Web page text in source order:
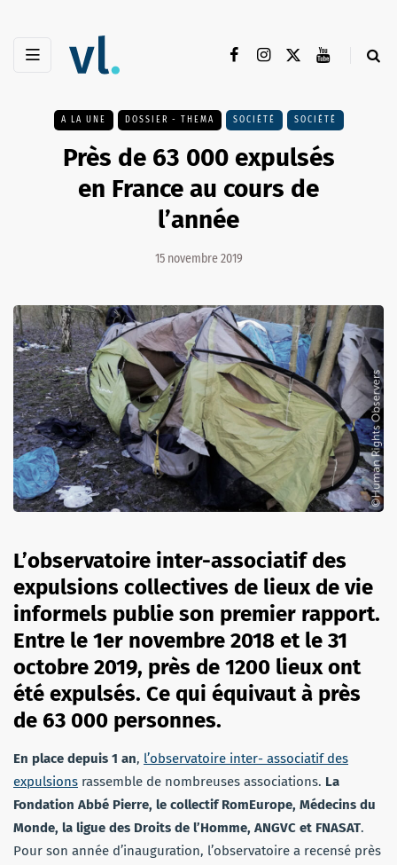
A LA UNE DOSSIER - THEMA SOCIÉTÉ SOCIÉTÉ
Près de 63 000 expulsés
en France au cours de
l’année
15 novembre 2019
L’observatoire inter-associatif des
expulsions collectives de lieux de vie
informels publie son premier rapport.
Entre le 1er novembre 2018 et le 31
octobre 2019, près de 1200 lieux ont
été expulsés. Ce qui équivaut à près
de 63 000 personnes.
En place depuis 1 an, l’observatoire inter- associatif des
expulsions rassemble de nombreuses associations. La
Fondation Abbé Pierre, le collectif RomEurope, Médecins du
Monde, la ligue des Droits de l’Homme, ANGVC et FNASAT.
Pour son année d’inauguration, l’observatoire a recensé près